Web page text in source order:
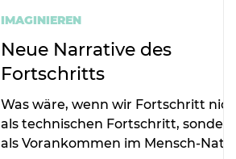
Neue Narrative des
Fortschritts
Was wäre, wenn wir Fortschritt nicht
als technischen Fortschritt, sondern
als Vorankommen im Mensch-Natur
IMAGINIEREN